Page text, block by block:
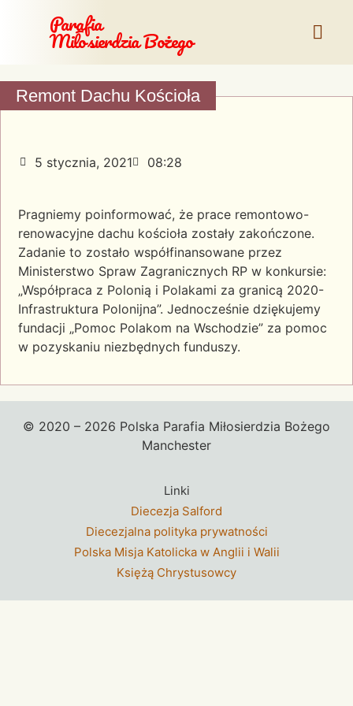
Parafia
Miłosierdzia Bożego
Remont Dachu Kościoła
5 stycznia, 2021 08:28
Pragniemy poinformować, że prace remontowo-
renowacyjne dachu kościoła zostały zakończone.
Zadanie to zostało współfinansowane przez
Ministerstwo Spraw Zagranicznych RP w konkursie:
„Współpraca z Polonią i Polakami za granicą 2020-
Infrastruktura Polonijna”. Jednocześnie dziękujemy
fundacji „Pomoc Polakom na Wschodzie” za pomoc
w pozyskaniu niezbędnych funduszy.
© 2020 – 2026 Polska Parafia Miłosierdzia Bożego
Manchester
Linki
Diecezja Salford
Diecezjalna polityka prywatności
Polska Misja Katolicka w Anglii i Walii
Księżą Chrystusowcy